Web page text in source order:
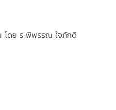
โดย ระพีพรรณ ใจภักดี